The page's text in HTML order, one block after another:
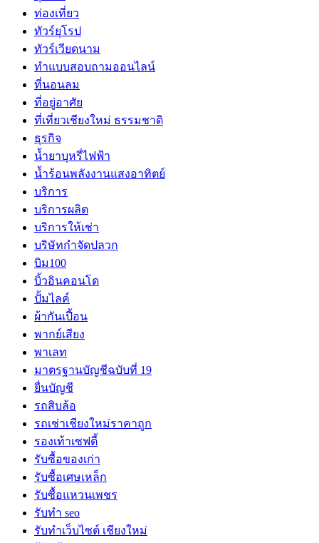
ท่องเที่ยว
ทัวร์ยุโรป
ทัวร์เวียดนาม
ทำแบบสอบถามออนไลน์
ที่นอนลม
ที่อยู่อาศัย
ที่เที่ยวเชียงใหม่ ธรรมชาติ
ธุรกิจ
น้ำยาบุหรี่ไฟฟ้า
น้ำร้อนพลังงานแสงอาทิตย์
บริการ
บริการผลิต
บริการให้เช่า
บริษัทกำจัดปลวก
บิม100
บิ้วอินคอนโด
ปั้มไลค์
ผ้ากันเปี้อน
พากย์เสียง
พาเลท
มาตรฐานบัญชีฉบับที่ 19
ยื่นบัญชี
รถสิบล้อ
รถเช่าเชียงใหม่ราคาถูก
รองเท้าเซฟตี้
รับซื้อของเก่า
รับซื้อเศษเหล็ก
รับซื้อแหวนเพชร
รับทำ seo
รับทำเว็บไซต์ เชียงใหม่